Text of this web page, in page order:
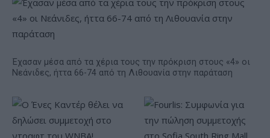
Έχασαν μέσα από τα χέρια τους την πρόκριση στους «4» οι
Νεάνιδες, ήττα 66-74 από τη Λιθουανία στην παράταση